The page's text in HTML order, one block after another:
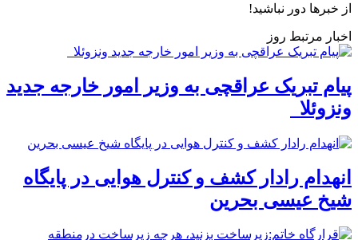
از خبرها دور نباشید!
اخبار مرتبط روز
پیام تبریک عراقچی به وزیر امور خارجه جدید
ونزوئلا
انهدام رادار کشف و کنترل هوایی در پایگاه
شیخ عیسی بحرین